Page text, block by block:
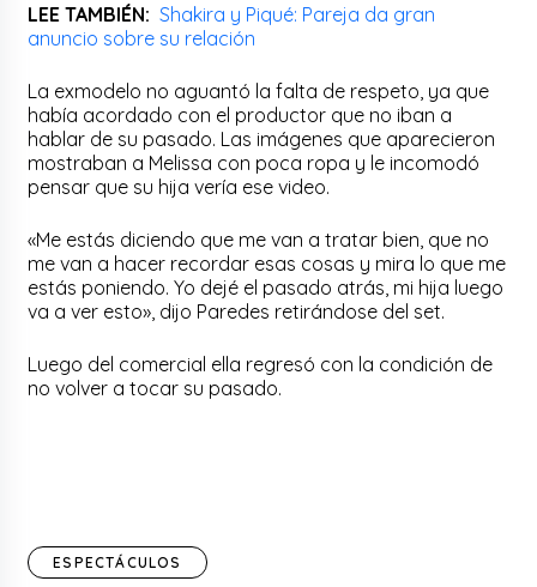
LEE TAMBIÉN: Shakira y Piqué: Pareja da gran
anuncio sobre su relación
La exmodelo no aguantó la falta de respeto, ya que
había acordado con el productor que no iban a
hablar de su pasado. Las imágenes que aparecieron
mostraban a Melissa con poca ropa y le incomodó
pensar que su hija vería ese video.
«Me estás diciendo que me van a tratar bien, que no
me van a hacer recordar esas cosas y mira lo que me
estás poniendo. Yo dejé el pasado atrás, mi hija luego
va a ver esto», dijo Paredes retirándose del set.
Luego del comercial ella regresó con la condición de
no volver a tocar su pasado.
ESPECTÁCULOS